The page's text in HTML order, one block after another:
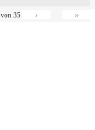
von35 › »